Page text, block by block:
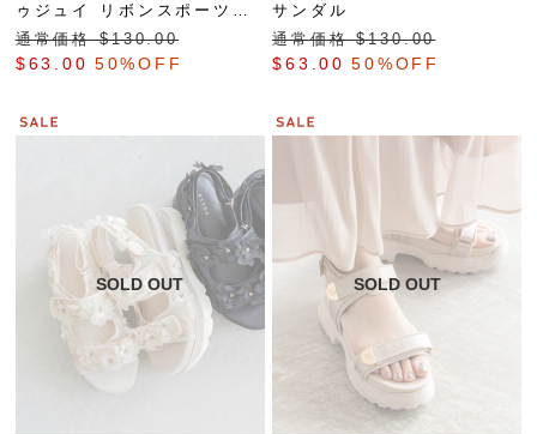
ゥジュイ リボンスポーツサ
ンダル
通常価格 $‌130.00
$‌63.00 50%OFF
サンダル
通常価格 $‌130.00
$‌63.00 50%OFF